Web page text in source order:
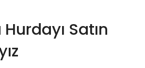
Satın